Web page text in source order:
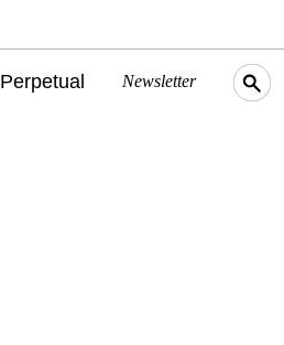
Perpetual Newsletter